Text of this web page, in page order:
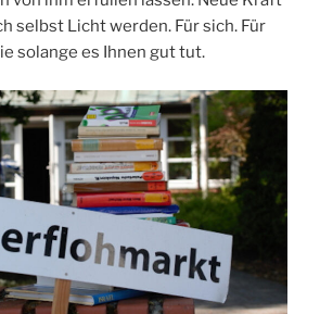
selbst Licht werden. Für sich. Für
solange es Ihnen gut tut.